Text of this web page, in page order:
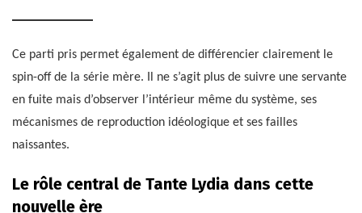
Ce parti pris permet également de différencier clairement le
spin-off de la série mère. Il ne s’agit plus de suivre une servante
en fuite mais d’observer l’intérieur même du système, ses
mécanismes de reproduction idéologique et ses failles
naissantes.
Le rôle central de Tante Lydia dans cette
nouvelle ère